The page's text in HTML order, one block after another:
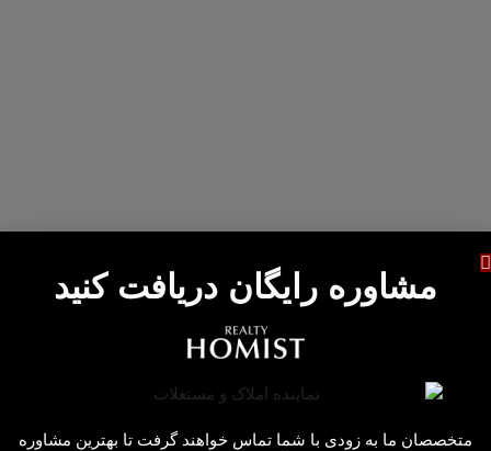
مشاوره رایگان دریافت کنید
متخصصان ما به زودی با شما تماس خواهند گرفت تا بهترین مشاوره